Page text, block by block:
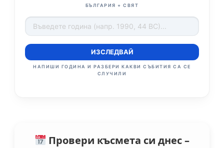
БЪЛГАРИЯ + СВЯТ
ИЗСЛЕДВАЙ
НАПИШИ ГОДИНА И РАЗБЕРИ КАКВИ СЪБИТИЯ СА СЕ
СЛУЧИЛИ
Провери късмета си днес –